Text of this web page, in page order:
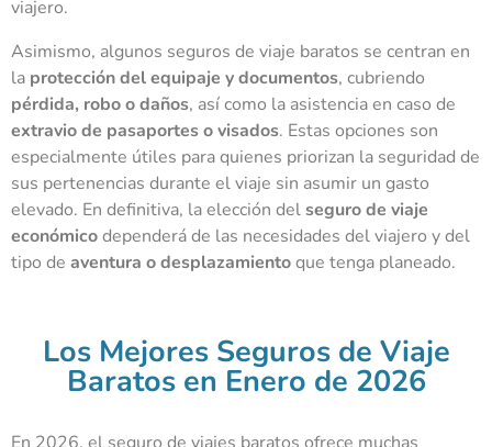
viajero.
Asimismo, algunos seguros de viaje baratos se centran en
la protección del equipaje y documentos, cubriendo
pérdida, robo o daños, así como la asistencia en caso de
extravio de pasaportes o visados. Estas opciones son
especialmente útiles para quienes priorizan la seguridad de
sus pertenencias durante el viaje sin asumir un gasto
elevado. En definitiva, la elección delseguro de viaje
económicodependerá de las necesidades del viajero y del
tipo de aventura o desplazamientoque tenga planeado.
Los Mejores Seguros de Viaje
Baratos en Enero de 2026
En 2026, el seguro de viajes baratos ofrece muchas